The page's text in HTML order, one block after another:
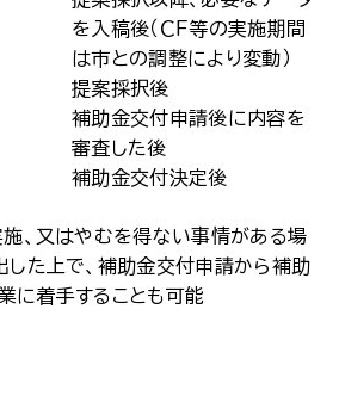
を入稿後（ＣＦ等の実施期間
は市との調整により変動）
提案採択後
補助金交付申請後に内容を
審査した後
補助金交付決定後
、又はやむを得ない事情がある場
した上で、補助金交付申請から補助
に着手することも可能